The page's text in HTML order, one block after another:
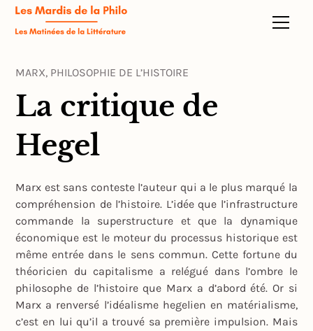
MARX, PHILOSOPHIE DE L’HISTOIRE
La critique de
Hegel
Marx est sans conteste l’auteur qui a le plus marqué la
compréhension de l’histoire. L’idée que l’infrastructure
commande la superstructure et que la dynamique
économique est le moteur du processus historique est
même entrée dans le sens commun. Cette fortune du
théoricien du capitalisme a relégué dans l’ombre le
philosophe de l’histoire que Marx a d’abord été. Or si
Marx a renversé l’idéalisme hegelien en matérialisme,
c’est en lui qu’il a trouvé sa première impulsion. Mais